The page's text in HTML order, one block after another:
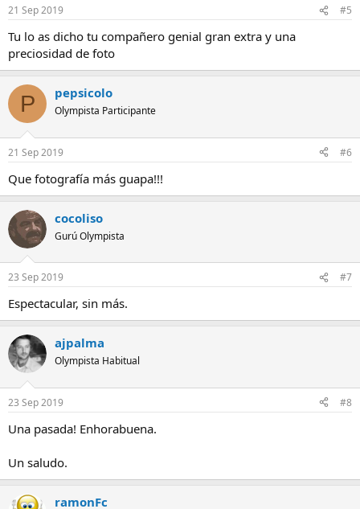
21 Sep 2019 #5
Tu lo as dicho tu compañero genial gran extra y una
preciosidad de foto
P pepsicolo
Olympista Participante
21 Sep 2019 #6
Que fotografía más guapa!!!
cocoliso
Gurú Olympista
23 Sep 2019 #7
Espectacular, sin más.
ajpalma
Olympista Habitual
23 Sep 2019 #8
Una pasada! Enhorabuena.
Un saludo.
ramonFc